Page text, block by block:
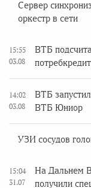
Сервер
оркестр в сети
15:55
03.08
ВТБ
14:02
03.08
ВТБ
ВТБ Юниор
УЗИ сосудов
15:04
31.07
На Дальнем
получили